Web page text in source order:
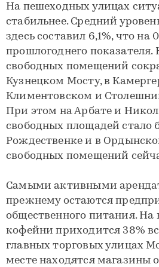
На пешеходных улицах
стабильнее. Средний
здесь составил 6,1%, что на
прошлогоднего показателя.
свободных помещений
Кузнецком Мосту, в
Климентовском и
При этом на Арбате и
свободных площадей стало
Рождественке и в
свободных помещений
Самыми активными
прежнему остаются
общественного питания. На
кофейни приходится 38%
главных торговых улицах
месте находятся магазины